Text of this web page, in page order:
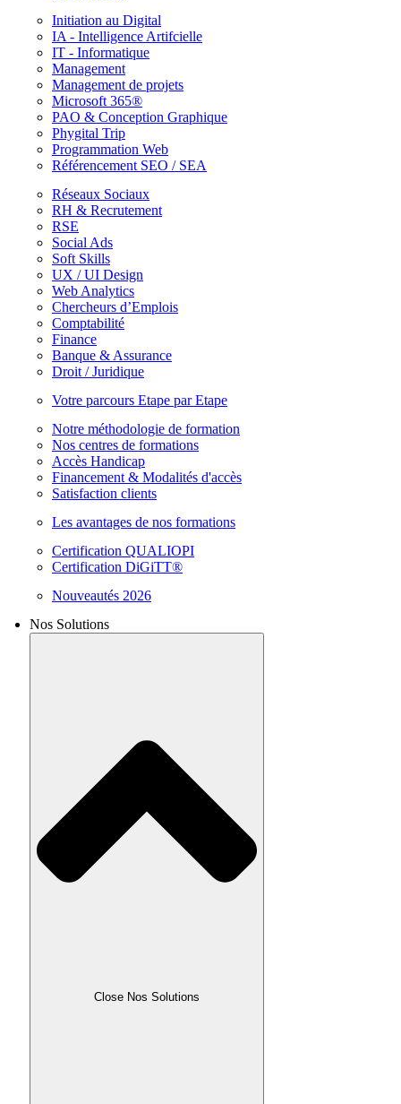
Initiation au Digital
IA - Intelligence Artifcielle
IT - Informatique
Management
Management de projets
Microsoft 365®
PAO & Conception Graphique
Phygital Trip
Programmation Web
Référencement SEO / SEA
Réseaux Sociaux
RH & Recrutement
RSE
Social Ads
Soft Skills
UX / UI Design
Web Analytics
Chercheurs d’Emplois
Comptabilité
Finance
Banque & Assurance
Droit / Juridique
Votre parcours Etape par Etape
Notre méthodologie de formation
Nos centres de formations
Accès Handicap
Financement & Modalités d'accès
Satisfaction clients
Les avantages de nos formations
Certification QUALIOPI
Certification DiGiTT®
Nouveautés 2026
Nos Solutions
Close Nos Solutions